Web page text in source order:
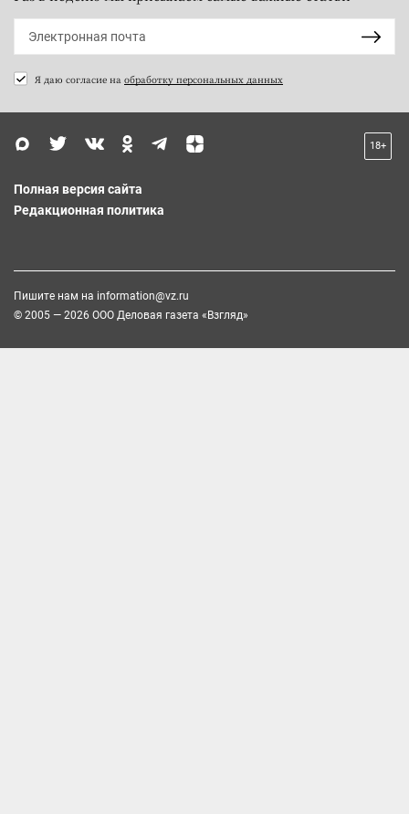
Я даю согласие на обработку персональных данных
18+
Полная версия сайта
Редакционная политика
Пишите нам на information@vz.ru
© 2005 — 2026 ООО Деловая газета «Взгляд»